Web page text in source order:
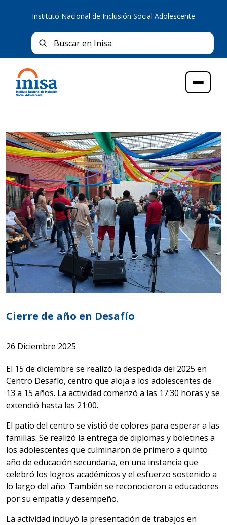
Instituto Nacional de Inclusión Social Adolescente
Buscar en Inisa
Menú
Cierre de año en Desafío
26 Diciembre 2025
El 15 de diciembre se realizó la despedida del 2025 en
Centro Desafío, centro que aloja a los adolescentes de
13 a 15 años. La actividad comenzó a las 17:30 horas y se
extendió hasta las 21:00.
El patio del centro se vistió de colores para esperar a las
familias. Se realizó la entrega de diplomas y boletines a
los adolescentes que culminaron de primero a quinto
año de educación secundaria, en una instancia que
celebró los logros académicos y el esfuerzo sostenido a
lo largo del año. También se reconocieron a educadores
por su empatía y desempeño.
La actividad incluyó la presentación de trabajos en